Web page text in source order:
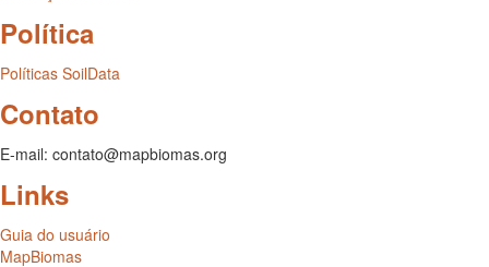
Política
Políticas SoilData
Contato
E-mail: contato@mapbiomas.org
Links
Guia do usuário
MapBiomas